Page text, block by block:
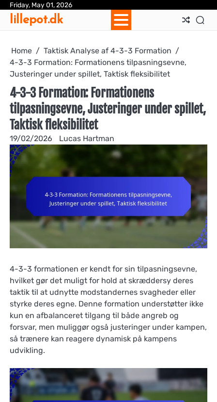
Skip
content
Friday, May 01, 2026
lillepot.dk
Home
Taktisk Analyse af 4-3-3 Formation
4-3-3 Formation: Formationens tilpasningsevne,
Justeringer under spillet, Taktisk fleksibilitet
4-3-3 Formation: Formationens
tilpasningsevne, Justeringer under spillet,
Taktisk fleksibilitet
19/02/2026 Lucas Hartman
4-3-3 formationen er kendt for sin tilpasningsevne,
hvilket gør det muligt for hold at skræddersy deres
taktik til at udnytte modstandernes svagheder eller
styrke deres egne. Denne formation understøtter ikke
kun en afbalanceret tilgang til både angreb og
forsvar, men muliggør også justeringer under kampen,
så trænere kan reagere dynamisk på kampens
udvikling.